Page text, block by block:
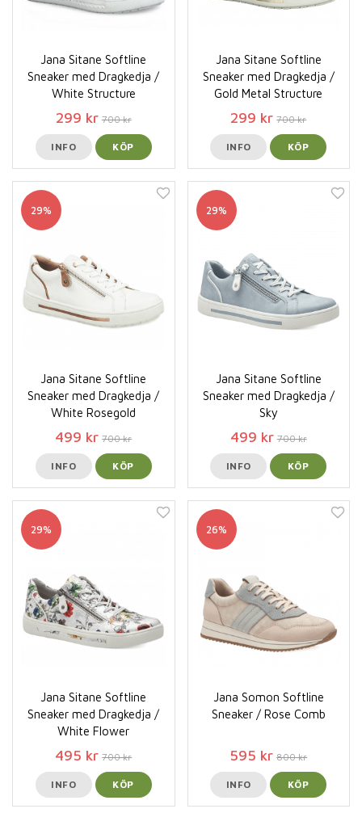
Jana Sitane Softline
Sneaker med Dragkedja /
White Structure
299 kr 700 kr
INFO KÖP
Jana Sitane Softline
Sneaker med Dragkedja /
Gold Metal Structure
299 kr 700 kr
INFO KÖP
29%
Jana Sitane Softline
Sneaker med Dragkedja /
White Rosegold
499 kr 700 kr
INFO KÖP
29%
Jana Sitane Softline
Sneaker med Dragkedja /
Sky
499 kr 700 kr
INFO KÖP
29%
Jana Sitane Softline
Sneaker med Dragkedja /
White Flower
495 kr 700 kr
INFO KÖP
26%
Jana Somon Softline
Sneaker / Rose Comb
595 kr 800 kr
INFO KÖP